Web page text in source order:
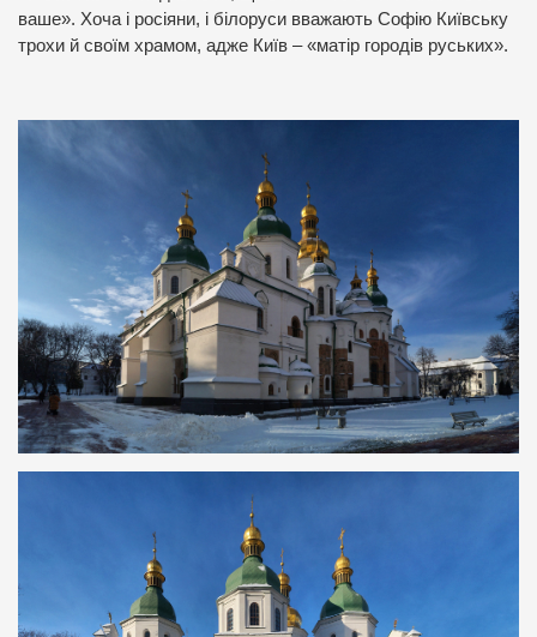
ваше». Хоча і росіяни, і білоруси вважають Софію Київську
трохи й своїм храмом, адже Київ – «матір городів руських».